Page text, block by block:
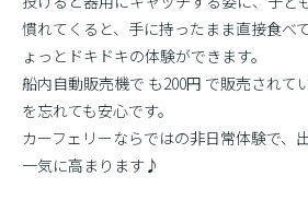
慣れてくると、手に持ったまま直接食べ
ょっとドキドキの体験ができます。
船内自動販売機で も200円 で販売されて
を忘れても安心です。
カーフェリーならではの非日常体験で、
一気に高まります♪